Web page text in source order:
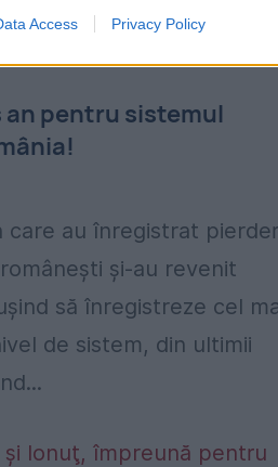
Access Privacy Policy
an pentru sistemul
care au înregistrat
și-au revenit
să înregistreze cel
de sistem, din ultimii